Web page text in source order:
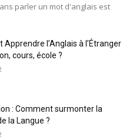
parler un mot d'anglais est
Apprendre l’Anglais à l’Étranger
cours, école ?
: Comment surmonter la
la Langue ?